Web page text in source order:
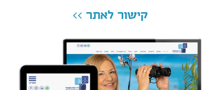
קישור לאתר >>